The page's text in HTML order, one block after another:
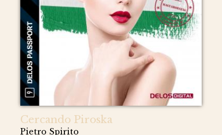
Cercando Piroska
Pietro Spirito